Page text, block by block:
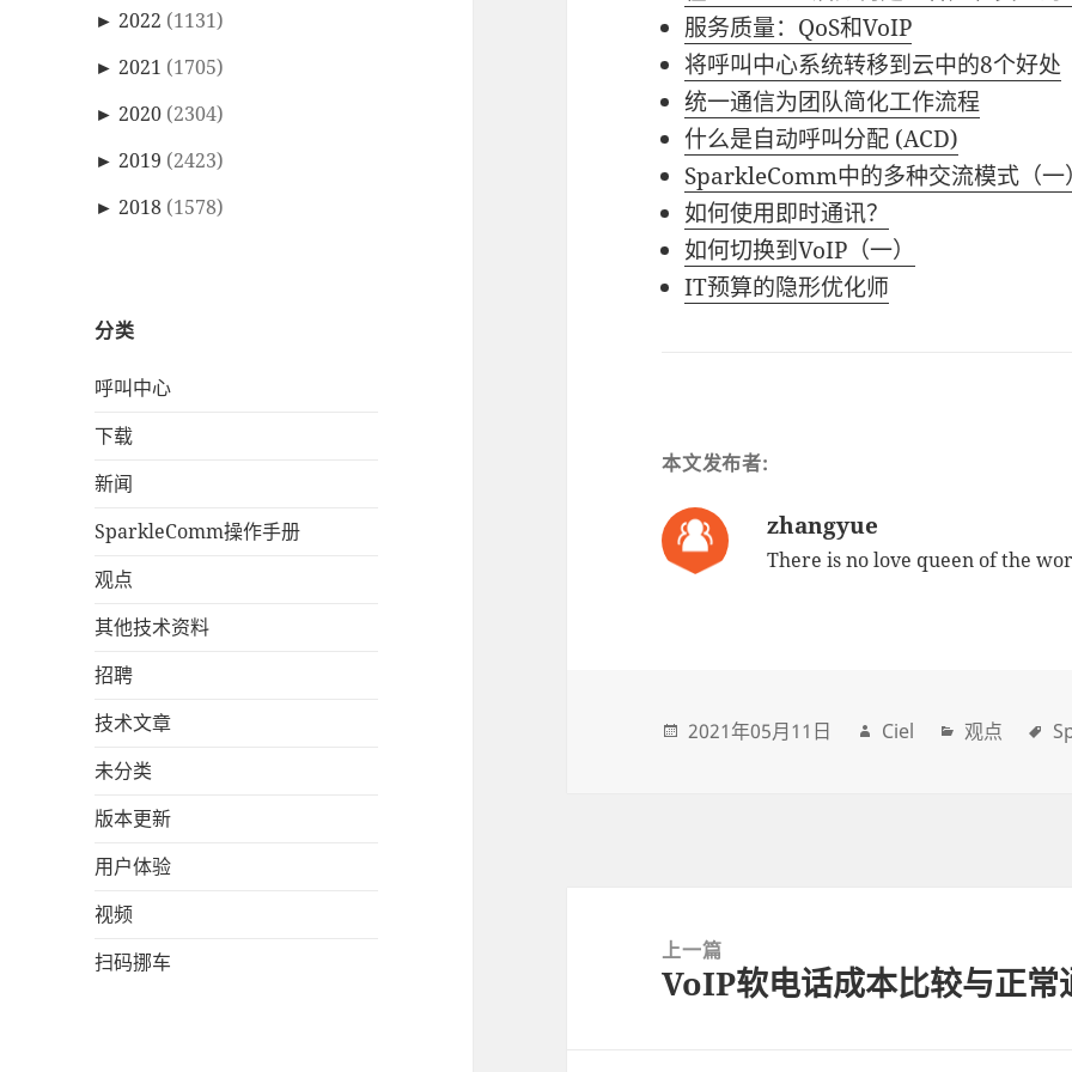
► 2022 (1131)
► 2021 (1705)
► 2020 (2304)
► 2019 (2423)
► 2018 (1578)
分类
呼叫中心
下载
新闻
SparkleComm操作手册
观点
其他技术资料
招聘
技术文章
未分类
版本更新
用户体验
视频
扫码挪车
服务质量：QoS和VoIP
将呼叫中心系统转移到云中的8个好处
统一通信为团队简化工作流程
什么是自动呼叫分配 (ACD)
SparkleComm中的多种交流模式（一
如何使用即时通讯？
如何切换到VoIP（一）
IT预算的隐形优化师
本文发布者:
zhangyue
There is no love queen of the
2021年05月11日 Ciel 观点
navigation上一篇
上
VoIP软电话成本比较与正常